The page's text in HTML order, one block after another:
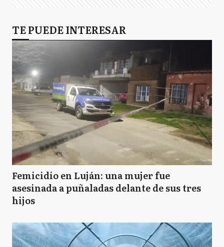
TE PUEDE INTERESAR
Femicidio en Luján: una mujer fue
asesinada a puñaladas delante de sus tres
hijos